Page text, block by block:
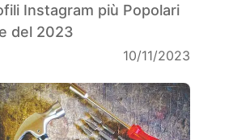
Instagram più Popolari
del 2023
10/11/2023